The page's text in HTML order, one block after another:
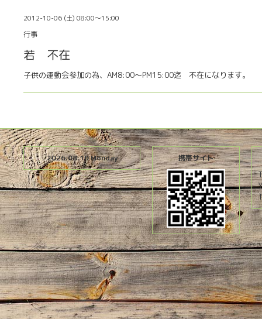
2012-10-06 (土) 08:00～15:00
行事
若 不在
子供の運動会参加の為、AM8:00〜PM15:00迄 不在になります。
2026.08.10 Monday 携帯サイト